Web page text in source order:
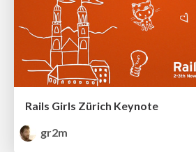
Rails Girls Zürich Keynote
gr2m